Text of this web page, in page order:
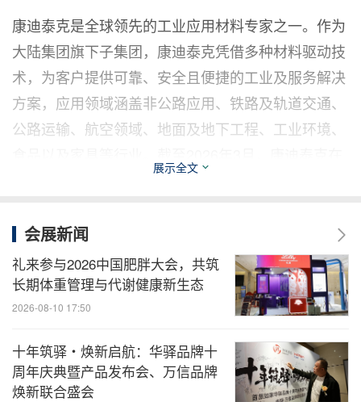
康迪泰克是全球领先的工业应用材料专家之一。作为
大陆集团旗下子集团，康迪泰克凭借多种材料驱动技
术，为客户提供可靠、安全且便捷的工业及服务解决
方案，应用领域涵盖非公路应用、铁路及轨道交通、
公路运输、航空领域、地面及地下工程、工业环境、
全球超过60个生产与运营基地拥有约20,000名员工，
伴，公司在亚洲、欧洲以及北美和南美等核心区域开
展业务。
新闻网站：www.continental-industry.com/global/
媒体库： www.continental-industry.com/global/
en/press/media-assets
展示全文
会展新闻
礼来参与2026中国肥胖大会，共筑
长期体重管理与代谢健康新生态
2026-08-10 17:50
十年筑驿・焕新启航：华驿品牌十
周年庆典暨产品发布会、万信品牌
焕新联合盛会